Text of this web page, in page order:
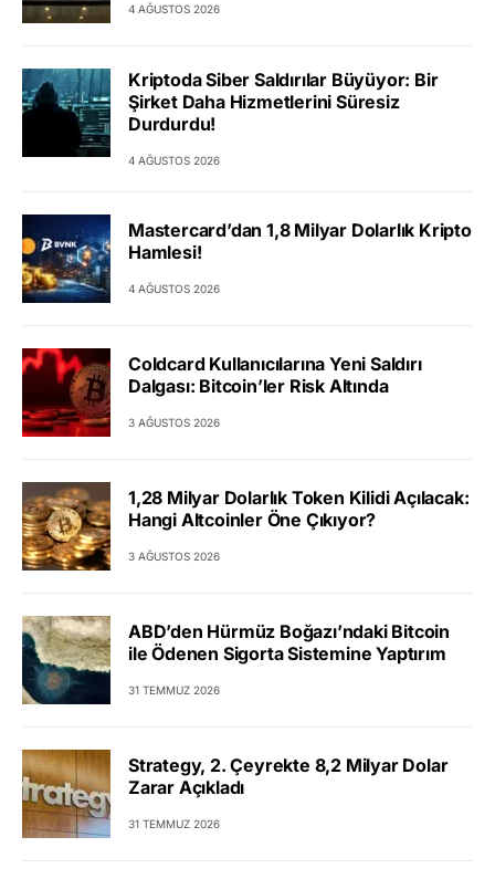
4 AĞUSTOS 2026
Kriptoda Siber Saldırılar Büyüyor: Bir
Şirket Daha Hizmetlerini Süresiz
Durdurdu!
4 AĞUSTOS 2026
Mastercard’dan 1,8 Milyar Dolarlık Kripto
Hamlesi!
4 AĞUSTOS 2026
Coldcard Kullanıcılarına Yeni Saldırı
Dalgası: Bitcoin’ler Risk Altında
3 AĞUSTOS 2026
1,28 Milyar Dolarlık Token Kilidi Açılacak:
Hangi Altcoinler Öne Çıkıyor?
3 AĞUSTOS 2026
ABD’den Hürmüz Boğazı’ndaki Bitcoin
ile Ödenen Sigorta Sistemine Yaptırım
31 TEMMUZ 2026
Strategy, 2. Çeyrekte 8,2 Milyar Dolar
Zarar Açıkladı
31 TEMMUZ 2026